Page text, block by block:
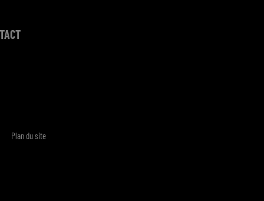
Plan du site